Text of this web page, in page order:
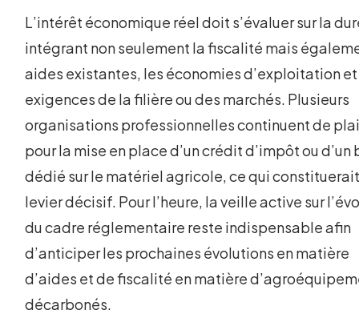
L’intérêt économique réel doit s’évaluer sur la
intégrant non seulement la fiscalité mais
aides existantes, les économies d’exploitation
exigences de la filière ou des marchés. Plusieurs
organisations professionnelles continuent de
pour la mise en place d’un crédit d’impôt ou d’un
dédié sur le matériel agricole, ce qui
levier décisif. Pour l’heure, la veille active sur
du cadre réglementaire reste indispensable afin
d’anticiper les prochaines évolutions en matière
d’aides et de fiscalité en matière
décarbonés.